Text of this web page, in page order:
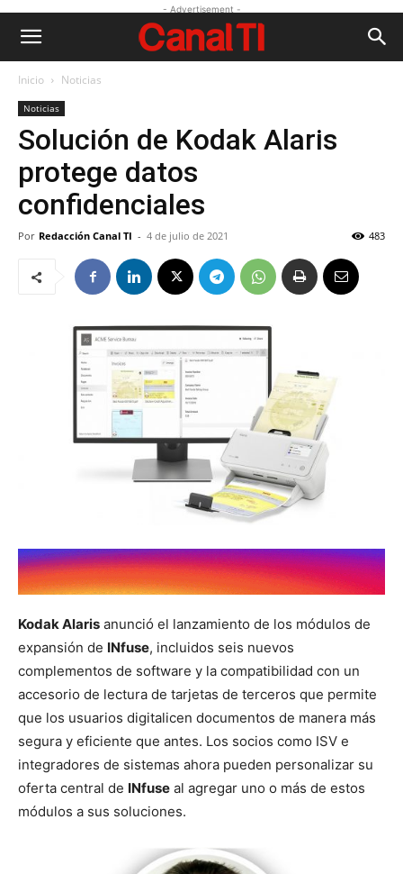
- Advertisement -
Inicio Noticias
Noticias
Solución de Kodak Alaris
protege datos
confidenciales
Por Redacción Canal TI - 4 de julio de 2021 483
Kodak Alaris anunció el lanzamiento de los módulos de
expansión de INfuse, incluidos seis nuevos
complementos de software y la compatibilidad con un
accesorio de lectura de tarjetas de terceros que permite
que los usuarios digitalicen documentos de manera más
segura y eficiente que antes. Los socios como ISV e
integradores de sistemas ahora pueden personalizar su
oferta central de INfuse al agregar uno o más de estos
módulos a sus soluciones.